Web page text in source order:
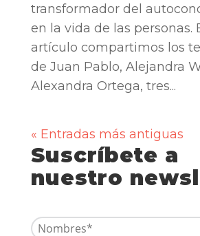
transformador del
en la vida de las personas.
artículo compartimos los
de Juan Pablo, Alejandra
Alexandra Ortega, tres...
« Entradas más antiguas
Suscríbete a
nuestro